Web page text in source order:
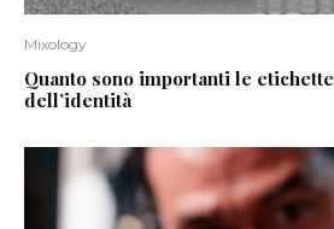
Mixology
Quanto sono importanti le
dell’identità